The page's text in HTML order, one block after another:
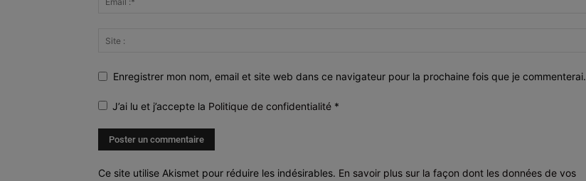
Enregistrer mon nom, email et site web dans ce navigateur pour la prochaine fois que je commenterai.
J’ai lu et j’accepte la Politique de confidentialité *
Ce site utilise Akismet pour réduire les indésirables. En savoir plus sur la façon dont les données de vos